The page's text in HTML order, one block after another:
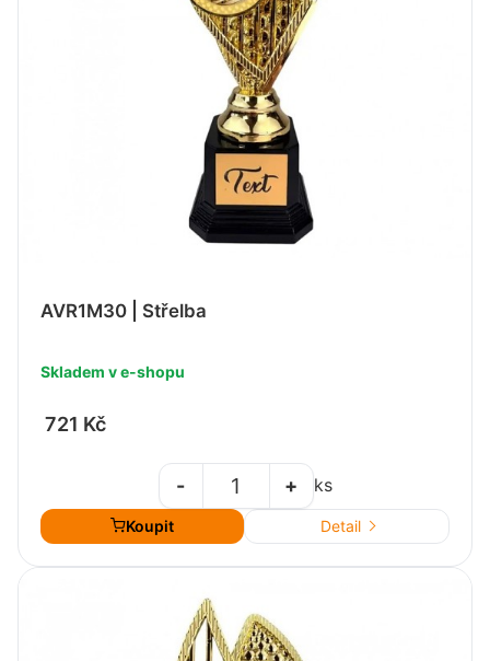
AVR1M30 | Střelba
Skladem v e-shopu
721 Kč
+
- ks
Koupit Detail